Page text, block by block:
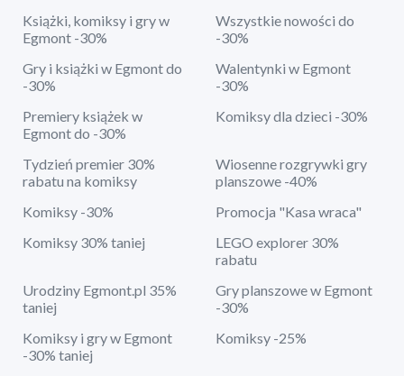
Książki, komiksy i gry w
Egmont -30%
Wszystkie nowości do
-30%
Gry i książki w Egmont do
-30%
Walentynki w Egmont
-30%
Premiery książek w
Egmont do -30%
Komiksy dla dzieci -30%
Tydzień premier 30%
rabatu na komiksy
Wiosenne rozgrywki gry
planszowe -40%
Komiksy -30%
Promocja "Kasa wraca"
Komiksy 30% taniej
LEGO explorer 30%
rabatu
Urodziny Egmont.pl 35%
taniej
Gry planszowe w Egmont
-30%
Komiksy i gry w Egmont
-30% taniej
Komiksy -25%